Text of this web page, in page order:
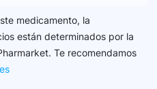
medicamento, la
están determinados por la
Te recomendamos